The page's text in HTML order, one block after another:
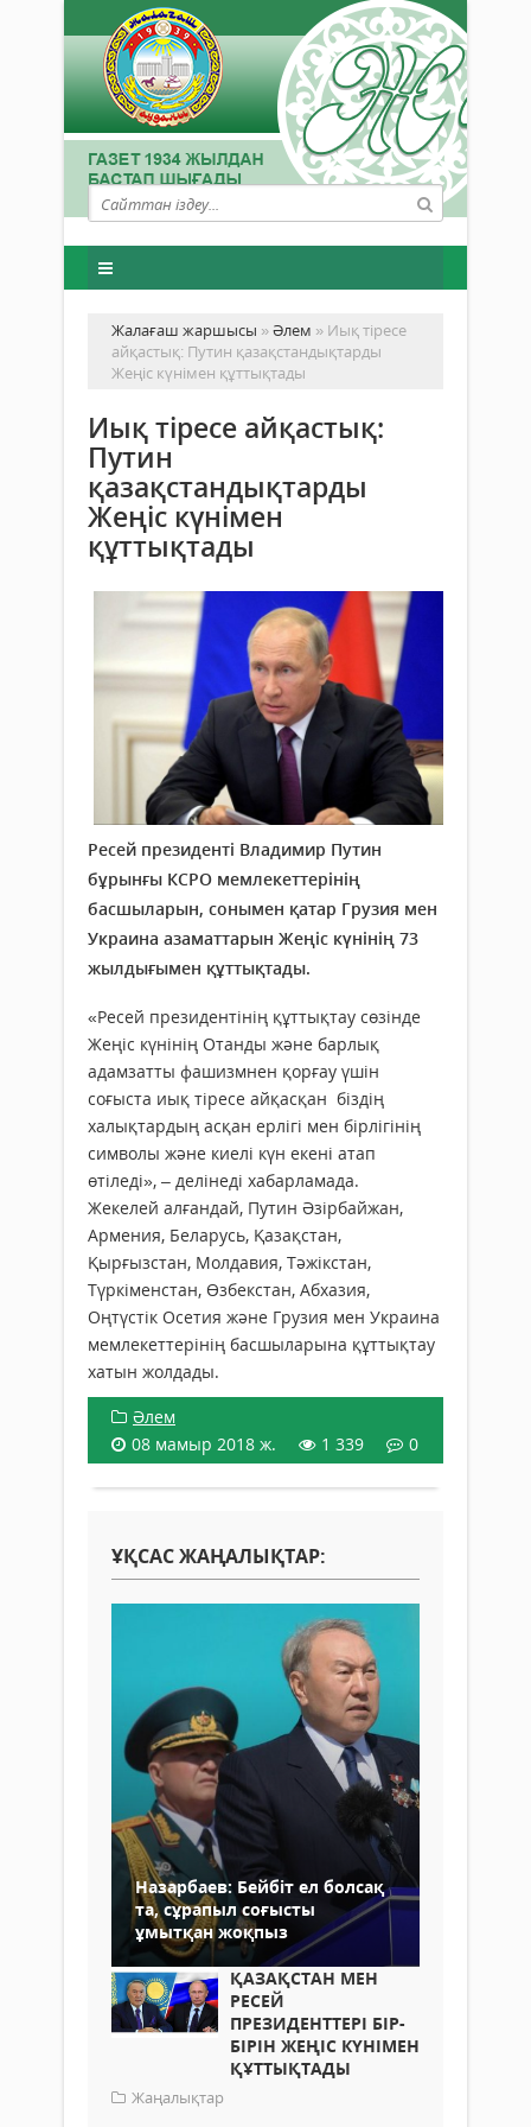
Жалағаш жаршысы »Әлем » Иық тіресе
айқастық: Путин қазақстандықтарды
Жеңіс күнімен құттықтады
Иық тіресе айқастық:
Путин
қазақстандықтарды
Жеңіс күнімен
құттықтады
Ресей президенті Владимир Путин
бұрынғы КСРО мемлекеттерінің
басшыларын, сонымен қатар Грузия мен
Украина азаматтарын Жеңіс күнінің 73
жылдығымен құттықтады.
«Ресей президентінің құттықтау сөзінде
Жеңіс күнінің Отанды және барлық
адамзатты фашизмнен қорғау үшін
соғыста иық тіресе айқасқан біздің
халықтардың асқан ерлігі мен бірлігінің
символы және киелі күн екені атап
өтіледі», – делінеді хабарламада.
Жекелей алғандай, Путин Әзірбайжан,
Армения, Беларусь, Қазақстан,
Қырғызстан, Молдавия, Тәжікстан,
Түркіменстан, Өзбекстан, Абхазия,
Оңтүстік Осетия және Грузия мен Украина
мемлекеттерінің басшыларына құттықтау
хатын жолдады.
Әлем
08 мамыр 2018 ж.
1 339 0
ҰҚСАС ЖАҢАЛЫҚТАР:
Назарбаев: Бейбіт ел болсақ
та, сұрапыл соғысты
ұмытқан жоқпыз
ҚАЗАҚСТАН МЕН
РЕСЕЙ
ПРЕЗИДЕНТТЕРІ БІР-
БІРІН ЖЕҢІС КҮНІМЕН
ҚҰТТЫҚТАДЫ
Жаңалықтар